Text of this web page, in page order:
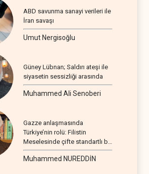
ABD savunma sanayi verileri ile
İran savaşı
Umut Nergisoğlu
Güney Lübnan; Saldırı ateşi ile
siyasetin sessizliği arasında
Muhammed Ali Senoberi
Gazze anlaşmasında
Türkiye’nin rolü: Filistin
Meselesinde çifte standartlı bir
seyir
Muhammed NUREDDİN